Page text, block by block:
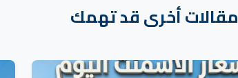
مقالات أخرى قد تهمك